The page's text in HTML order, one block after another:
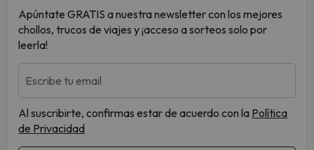
Apúntate GRATIS a nuestra newsletter con los mejores
chollos, trucos de viajes y ¡acceso a sorteos solo por
leerla!
Escribe tu email
Al suscribirte, confirmas estar de acuerdo con la Política
de Privacidad